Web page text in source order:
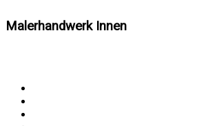
Malerhandwerk Innen